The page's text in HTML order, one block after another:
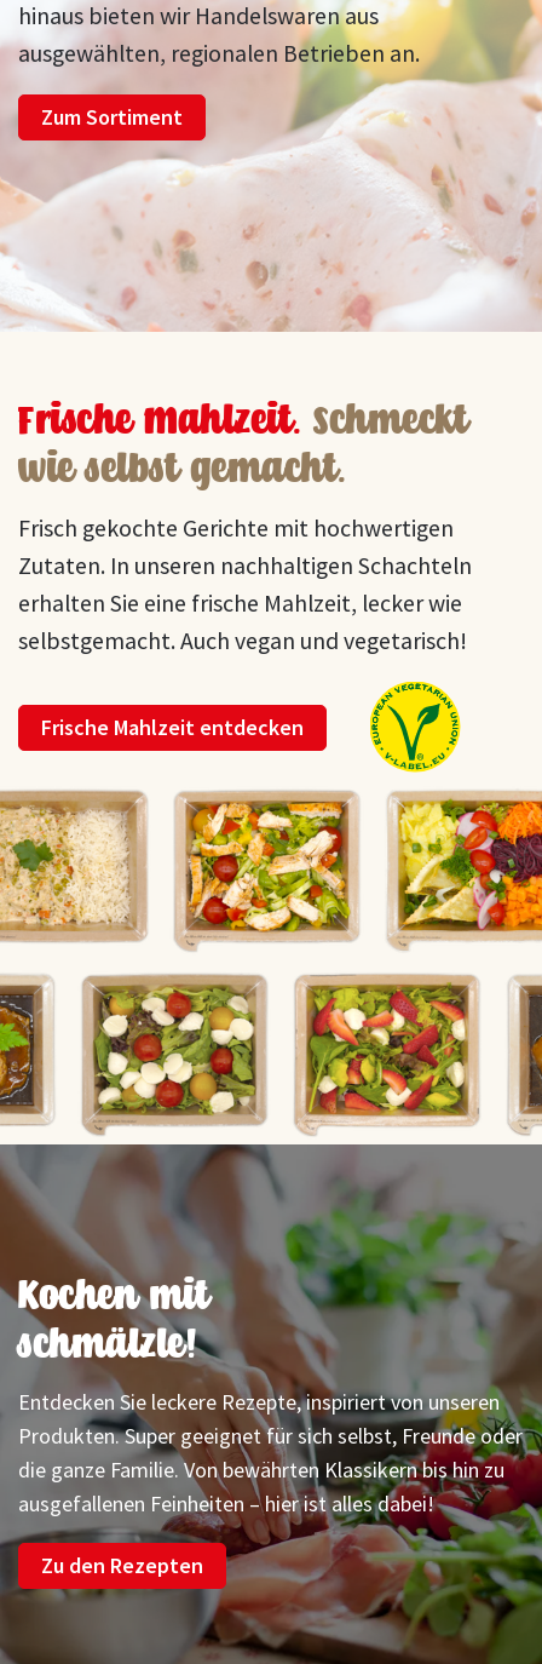
hinaus bieten wir Handelswaren aus
ausgewählten, regionalen Betrieben an.
Zum Sortiment
Frische Mahlzeit. Schmeckt
wie selbst gemacht.
Frisch gekochte Gerichte mit hochwertigen
Zutaten. In unseren nachhaltigen Schachteln
erhalten Sie eine frische Mahlzeit, lecker wie
selbstgemacht. Auch vegan und vegetarisch!
Frische Mahlzeit entdecken
Kochen mit
schmälzle!
Entdecken Sie leckere Rezepte, inspiriert von unseren
Produkten. Super geeignet für sich selbst, Freunde oder
die ganze Familie. Von bewährten Klassikern bis hin zu
ausgefallenen Feinheiten – hier ist alles dabei!
Zu den Rezepten